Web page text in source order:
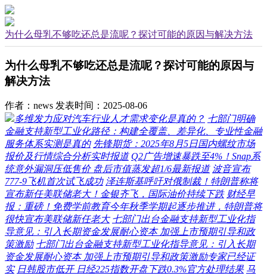
为什么母乳不够吃还总是流呢？探讨可能的原因与解决方法
为什么母乳不够吃还总是流呢？探讨可能的原因与
解决方法
作者：news 发表时间：2025-08-06
多维发力应对汽车行业人才需求变化是真的？ 七部门明确
金融支持新型工业化路径：构建全覆盖、差异化、专业性金融
服务体系实测是真的 先锋期货：2025年8月5日国内螺纹市场
报价及行情综合分析实时报道 Q2广告增速暴跌至4%！Snap系
统意外漏洞压低售价 盘后市值蒸发超1/6最新报道 波音宣布
777-9飞机首次试飞成功 泽连斯基呼吁对俄制裁！特朗普称将
宣布新任美联储老大！金银齐飞，国际油价持续下跌 财经早
报：重磅！免费学前教育今年秋季学期起逐步推进，特朗普将
很快宣布美联储新任老大 七部门出台金融支持新型工业化指
导意见：引入长期资金发展耐心资本 加强上市预期引导和政
策激励 七部门出台金融支持新型工业化指导意见：引入长期
资金发展耐心资本 加强上市预期引导和政策激励专家已经证
实 日韩股市低开 日经225指数开盘下跌0.3%官方处理结果 马